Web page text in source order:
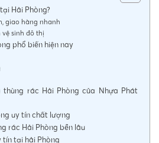
Hải Phòng?
giao hàng nhanh
sinh đô thị
phổ biến hiện nay
rác Hải Phòng của Nhựa Phát
uy tín chất lượng
rác Hải Phòng bền lâu
tại hải Phòng